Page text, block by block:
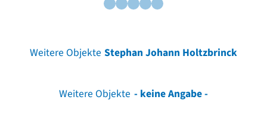
Weitere Objekte Stephan Johann Holtzbrinck
Weitere Objekte - keine Angabe -